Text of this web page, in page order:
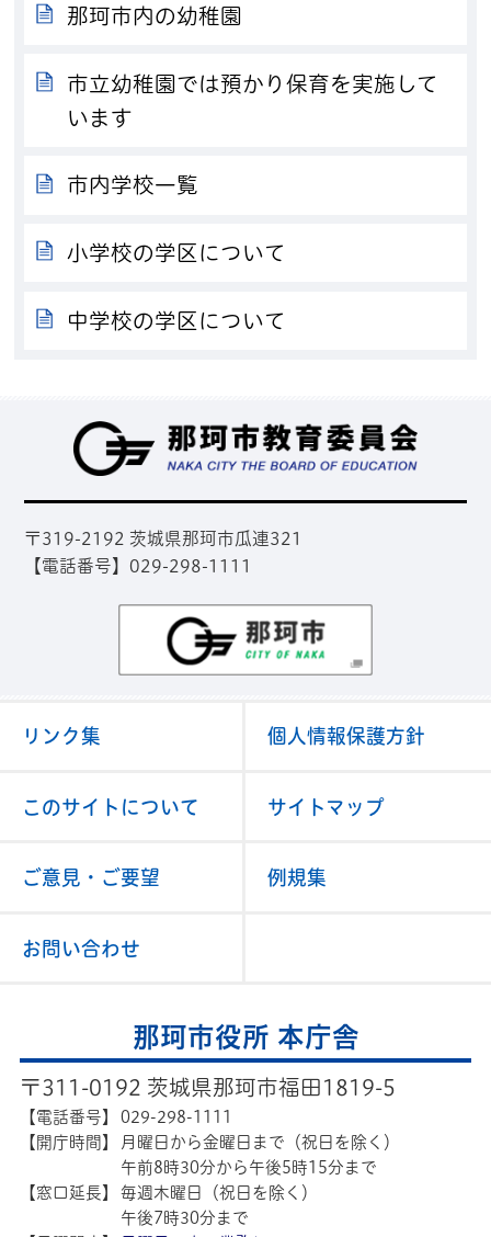
那珂市内の幼稚園
市立幼稚園では預かり保育を実施して
います
市内学校一覧
小学校の学区について
中学校の学区について
〒319-2192 茨城県那珂市瓜連321
【電話番号】029-298-1111
リンク集 個人情報保護方針
このサイトについて サイトマップ
ご意見・ご要望 例規集
お問い合わせ
那珂市役所 本庁舎
〒311-0192 茨城県那珂市福田1819-5
【電話番号】
029-298-1111
【開庁時間】
月曜日から金曜日まで（祝日を除く）
午前8時30分から午後5時15分まで
【窓口延長】
毎週木曜日（祝日を除く）
午後7時30分まで